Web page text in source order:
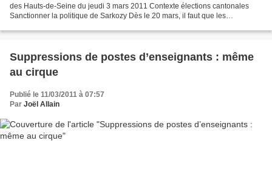
des Hauts-de-Seine du jeudi 3 mars 2011 Contexte élections cantonales
Sanctionner la politique de Sarkozy Dès le 20 mars, il faut que les
Suppressions de postes d’enseignants : même
au cirque
Publié le 11/03/2011 à 07:57
Par Joël Allain